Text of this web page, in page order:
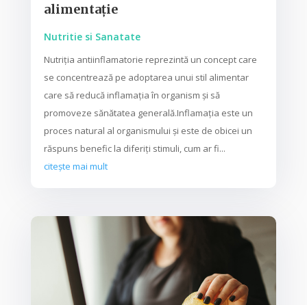
alimentație
Nutritie si Sanatate
Nutriția antiinflamatorie reprezintă un concept care
se concentrează pe adoptarea unui stil alimentar
care să reducă inflamația în organism și să
promoveze sănătatea generală.Inflamația este un
proces natural al organismului și este de obicei un
răspuns benefic la diferiți stimuli, cum ar fi...
citește mai mult